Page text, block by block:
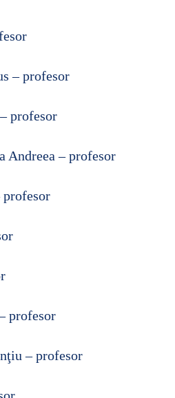
– profesor
profesor
Andreea – profesor
profesor
profesor
– profesor